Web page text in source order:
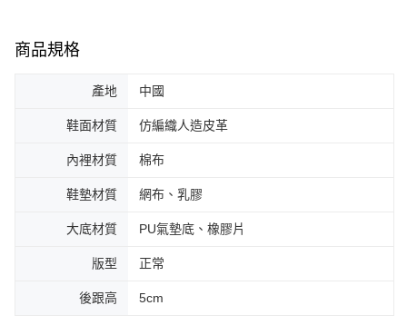
商品規格
產地 中國
鞋面材質 仿編織人造皮革
內裡材質 棉布
鞋墊材質 網布、乳膠
大底材質 PU氣墊底、橡膠片
版型 正常
後跟高 5cm